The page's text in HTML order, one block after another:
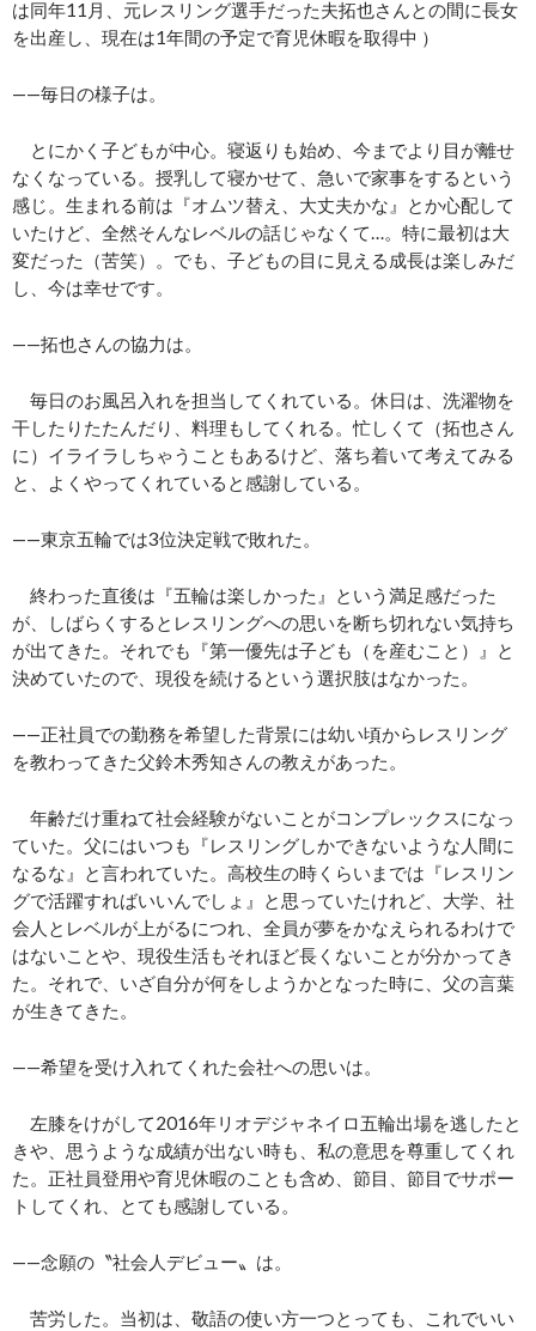
は同年11月、元レスリング選手だった夫拓也さんとの間に長女
を出産し、現在は1年間の予定で育児休暇を取得中 ）
——毎日の様子は。
とにかく子どもが中心。寝返りも始め、今までより目が離せ
なくなっている。授乳して寝かせて、急いで家事をするという
感じ。生まれる前は『オムツ替え、大丈夫かな』とか心配して
いたけど、全然そんなレベルの話じゃなくて…。特に最初は大
変だった（苦笑）。でも、子どもの目に見える成長は楽しみだ
し、今は幸せです。
——拓也さんの協力は。
毎日のお風呂入れを担当してくれている。休日は、洗濯物を
干したりたたんだり、料理もしてくれる。忙しくて（拓也さん
に）イライラしちゃうこともあるけど、落ち着いて考えてみる
と、よくやってくれていると感謝している。
——東京五輪では3位決定戦で敗れた。
終わった直後は『五輪は楽しかった』という満足感だった
が、しばらくするとレスリングへの思いを断ち切れない気持ち
が出てきた。それでも『第一優先は子ども（を産むこと）』と
決めていたので、現役を続けるという選択肢はなかった。
——正社員での勤務を希望した背景には幼い頃からレスリング
を教わってきた父鈴木秀知さんの教えがあった。
年齢だけ重ねて社会経験がないことがコンプレックスになっ
ていた。父にはいつも『レスリングしかできないような人間に
なるな』と言われていた。高校生の時くらいまでは『レスリン
グで活躍すればいいんでしょ』と思っていたけれど、大学、社
会人とレベルが上がるにつれ、全員が夢をかなえられるわけで
はないことや、現役生活もそれほど長くないことが分かってき
た。それで、いざ自分が何をしようかとなった時に、父の言葉
が生きてきた。
——希望を受け入れてくれた会社への思いは。
左膝をけがして2016年リオデジャネイロ五輪出場を逃したと
きや、思うような成績が出ない時も、私の意思を尊重してくれ
た。正社員登用や育児休暇のことも含め、節目、節目でサポー
トしてくれ、とても感謝している。
——念願の〝社会人デビュー〟は。
苦労した。当初は、敬語の使い方一つとっても、これでいい